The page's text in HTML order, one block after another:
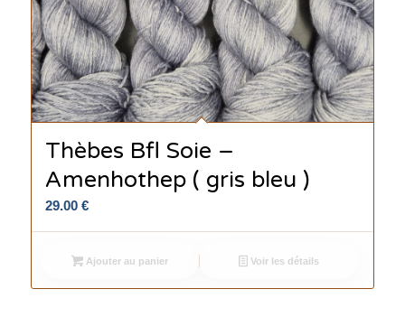
Thèbes Bfl Soie –
Amenhothep ( gris bleu )
29.00 €
Ajouter au panier Voir les détails